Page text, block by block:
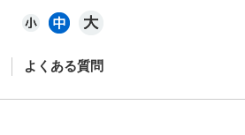
よくある質問